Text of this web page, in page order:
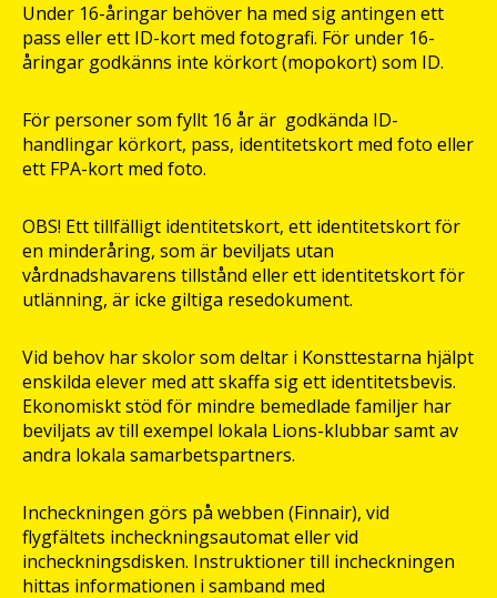
Under 16-åringar behöver ha med sig antingen ett
pass eller ett ID-kort med fotografi. För under 16-
åringar godkänns inte körkort (mopokort) som ID.
För personer som fyllt 16 år är godkända ID-
handlingar körkort, pass, identitetskort med foto eller
ett FPA-kort med foto.
OBS! Ett tillfälligt identitetskort, ett identitetskort för
en minderåring, som är beviljats utan
vårdnadshavarens tillstånd eller ett identitetskort för
utlänning, är icke giltiga resedokument.
Vid behov har skolor som deltar i Konsttestarna hjälpt
enskilda elever med att skaffa sig ett identitetsbevis.
Ekonomiskt stöd för mindre bemedlade familjer har
beviljats av till exempel lokala Lions-klubbar samt av
andra lokala samarbetspartners.
Incheckningen görs på webben (Finnair), vid
flygfältets incheckningsautomat eller vid
incheckningsdisken. Instruktioner till incheckningen
hittas informationen i samband med